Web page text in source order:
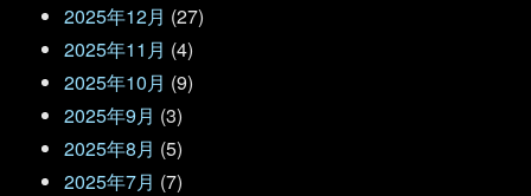
2025年12月 (27)
2025年11月 (4)
2025年10月 (9)
2025年9月 (3)
2025年8月 (5)
2025年7月 (7)